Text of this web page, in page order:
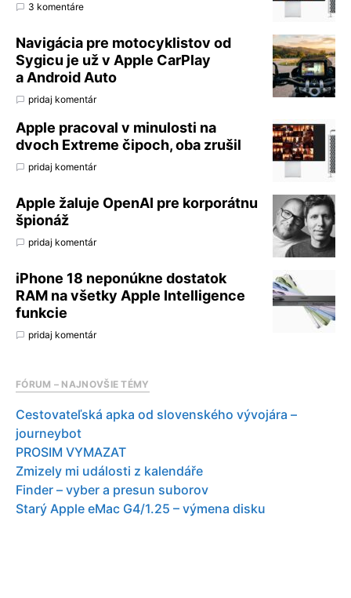
3 komentáre
Navigácia pre motocyklistov od
Sygicu je už v Apple CarPlay
a Android Auto
pridaj komentár
Apple pracoval v minulosti na
dvoch Extreme čipoch, oba zrušil
pridaj komentár
Apple žaluje OpenAI pre korporátnu
špionáž
pridaj komentár
iPhone 18 neponúkne dostatok
RAM na všetky Apple Intelligence
funkcie
pridaj komentár
FÓRUM – NAJNOVŠIE TÉMY
Cestovateľská apka od slovenského vývojára –
journeybot
PROSIM VYMAZAT
Zmizely mi události z kalendáře
Finder – vyber a presun suborov
Starý Apple eMac G4/1.25 – výmena disku